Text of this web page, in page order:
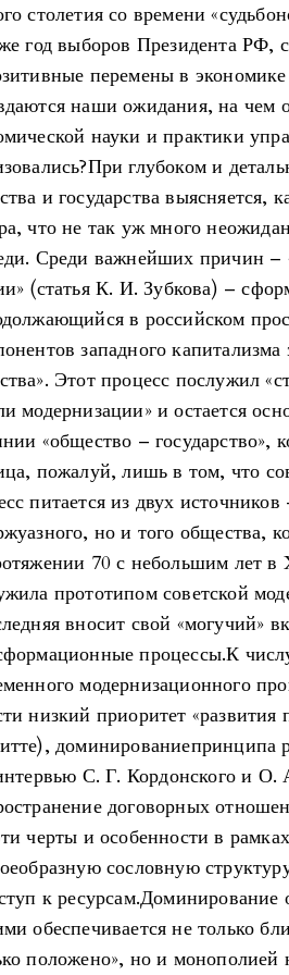
столетия со времени
год выборов Президента РФ,
перемены в
наши ожидания, на чем
науки и практики
глубоком и
и государства выясняется,
что не так уж много
Среди важнейших причин –
(статья К. И. Зубкова) –
в российском
западного
Этот процесс послужил
модернизации» и остается
«общество – государство»,
пожалуй, лишь в том, что
питается из двух
но и того общества,
70 с небольшим лет в
прототипом советской
вносит свой «могучий»
процессы.К
модернизационного
низкий приоритет
доминированиепринципа
С. Г. Кордонского и О.
договорных
черты и особенности в
сословную
к
обеспечивается не только
положено», но и монополией